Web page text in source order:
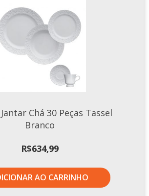
Chá 30 Peças Tassel
Branco
R$634,99
AO CARRINHO